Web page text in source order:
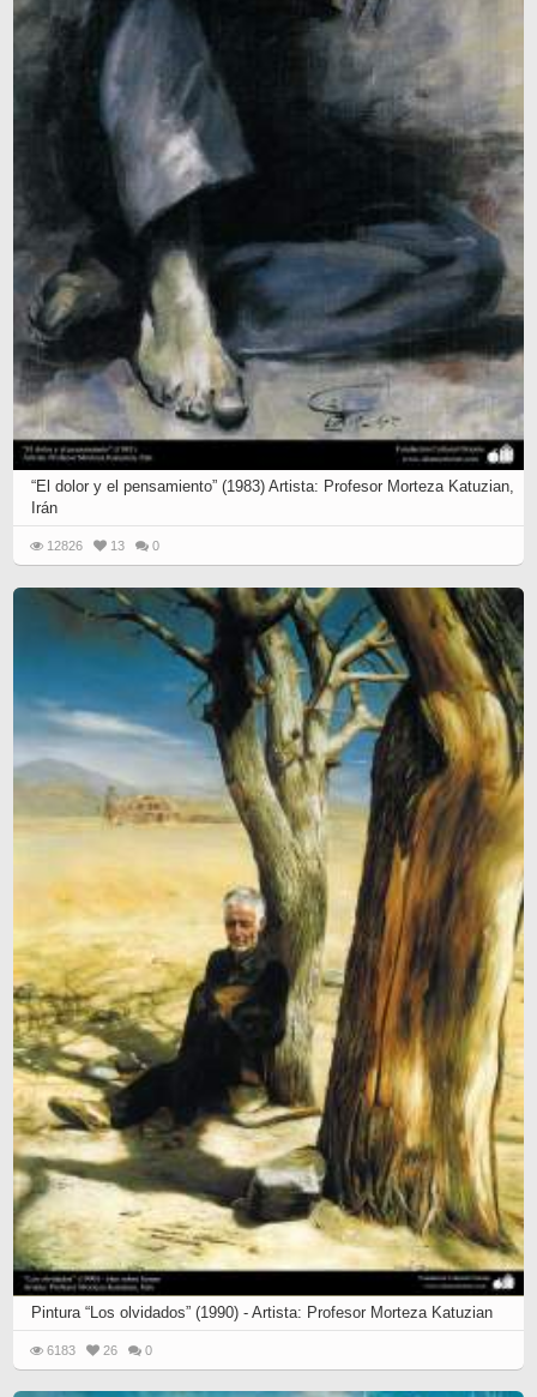
“El dolor y el pensamiento” (1983) Artista: Profesor Morteza Katuzian,
Irán
12826 13 0
Pintura “Los olvidados” (1990) - Artista: Profesor Morteza Katuzian
6183 26 0